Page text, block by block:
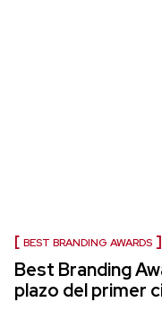
BEST BRANDING AWARDS
Best Branding
plazo del primer